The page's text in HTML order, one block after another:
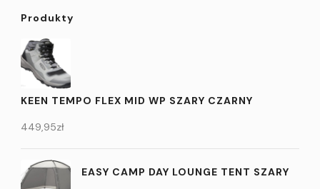
Produkty
KEEN TEMPO FLEX MID WP SZARY CZARNY
449,95zł
EASY CAMP DAY LOUNGE TENT SZARY